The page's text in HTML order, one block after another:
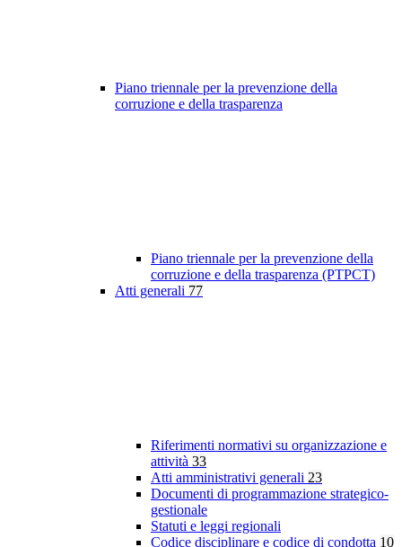
Piano triennale per la prevenzione della
corruzione e della trasparenza
Piano triennale per la prevenzione della
corruzione e della trasparenza (PTPCT)
Atti generali 77
Riferimenti normativi su organizzazione e
attività 33
Atti amministrativi generali 23
Documenti di programmazione strategico-
gestionale
Statuti e leggi regionali
Codice disciplinare e codice di condotta 10